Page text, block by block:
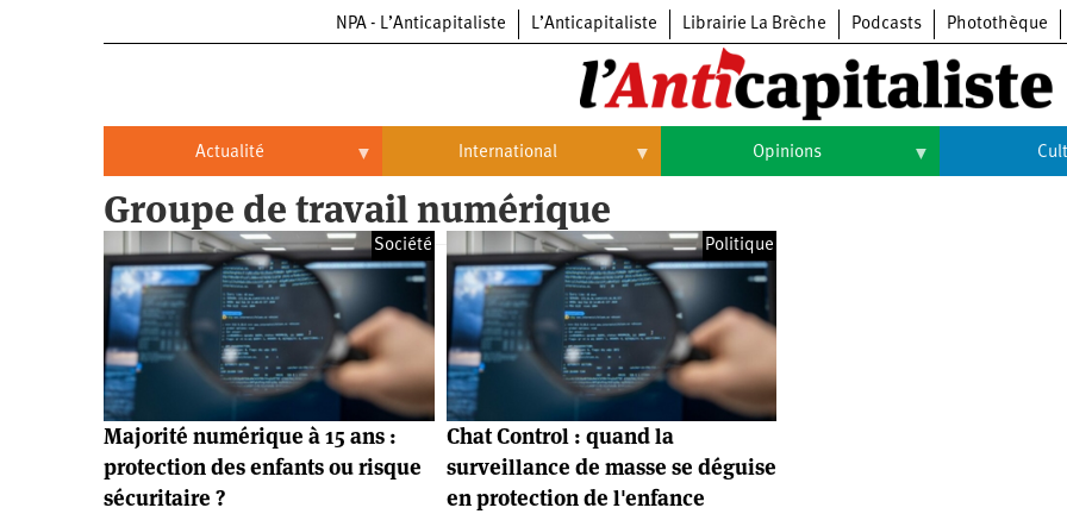
NPA - L’Anticapitaliste L’Anticapitaliste Librairie La Brèche Podcasts Photothèque
Actualité
Actualité
Politique
Entreprises
Entreprises
Automobile
Aéronautique
Commerce
Oppressions
Oppressions
Antiracisme
Féminisme
Économie
Écologie
Éducation
International
International
Brésil
Chine
États-
Unis
Continents
Afrique
Opinions
Histoire
Groupe de travail numérique
Société
Majorité numérique à 15 ans :
protection des enfants ou risque
sécuritaire ?
Politique
Chat Control : quand la
surveillance de masse se déguise
en protection de l'enfance